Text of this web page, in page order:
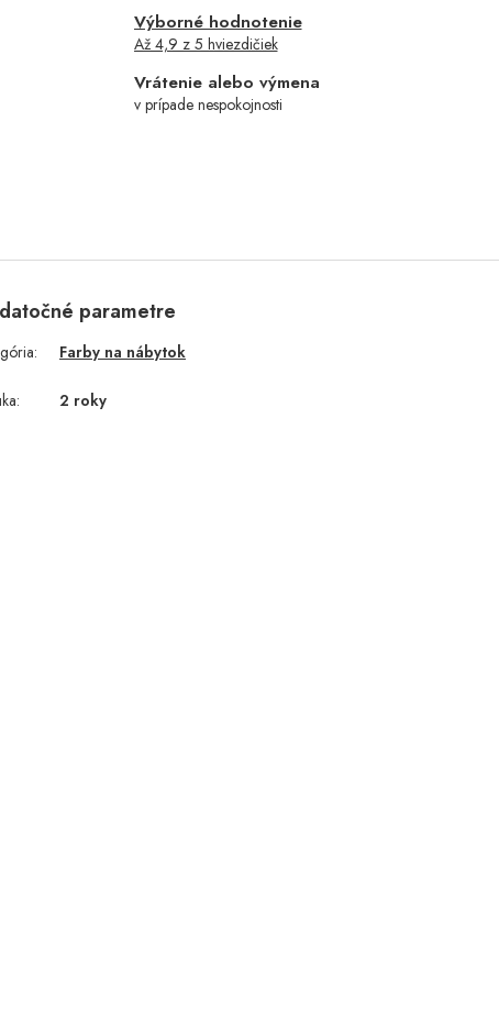
Výborné hodnotenie
Až 4,9 z 5 hviezdičiek
Vrátenie alebo výmena
v prípade nespokojnosti
parametre
: Farby na nábytok
: 2 roky